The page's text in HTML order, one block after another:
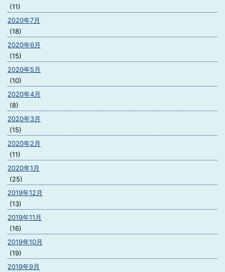
(11)
2020年7月
(18)
2020年6月
(15)
2020年5月
(10)
2020年4月
(8)
2020年3月
(15)
2020年2月
(11)
2020年1月
(25)
2019年12月
(13)
2019年11月
(16)
2019年10月
(19)
2019年9月